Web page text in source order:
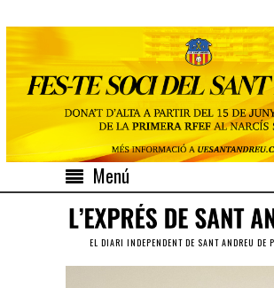
Menú
EL DIARI INDEPENDENT DE SANT ANDREU DE